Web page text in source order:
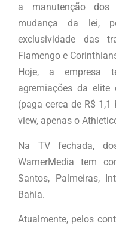
a manutenção
mudança da lei,
exclusividade das
Flamengo e
Hoje, a empresa
agremiações da
(paga cerca de R$
view, apenas o
Na TV fechada,
WarnerMedia tem
Santos, Palmeiras,
Bahia.
Atualmente, pelos